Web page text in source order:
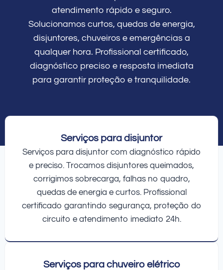
atendimento rápido e seguro.
Solucionamos curtos, quedas de energia,
disjuntores, chuveiros e emergências a
qualquer hora. Profissional certificado,
diagnóstico preciso e resposta imediata
para garantir proteção e tranquilidade.
Serviços para disjuntor
Serviços para disjuntor com diagnóstico rápido
e preciso. Trocamos disjuntores queimados,
corrigimos sobrecarga, falhas no quadro,
quedas de energia e curtos. Profissional
certificado garantindo segurança, proteção do
circuito e atendimento imediato 24h.
Serviços para chuveiro elétrico